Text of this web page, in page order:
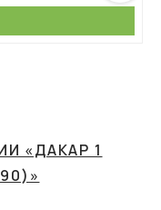
«ДАКАР 1